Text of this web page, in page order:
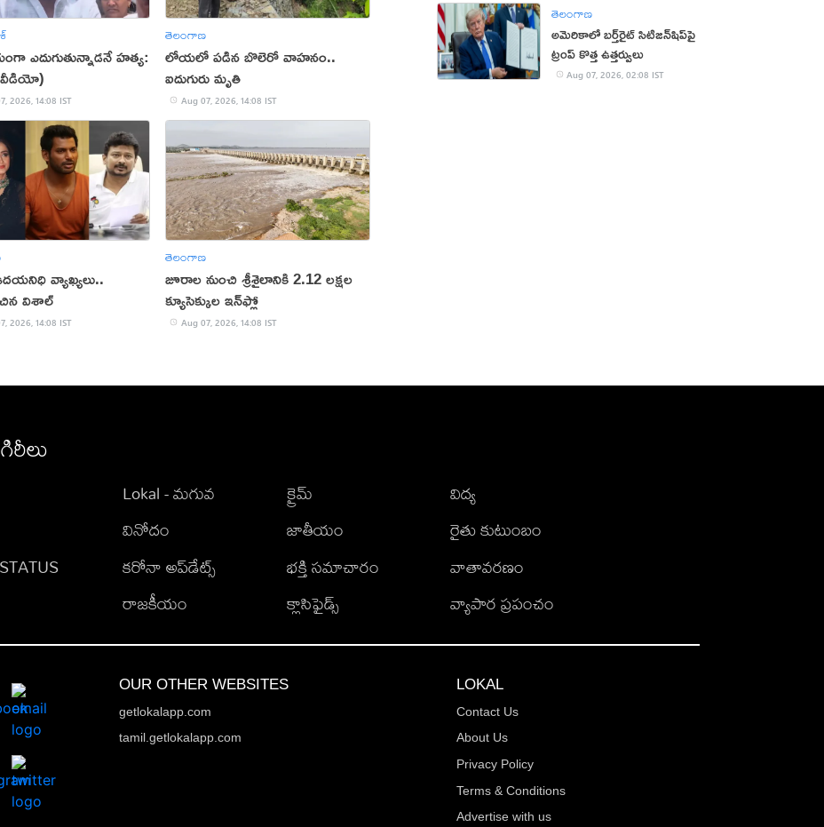
ఎదుగుతున్నాడనే హత్య:
(వీడియో)
2026, 14:08 IST
తెలంగాణ
లోయలో పడిన బొలెరో వాహనం..
ఐదుగురు మృతి
Aug 07, 2026, 14:08 IST
వ్యాఖ్యలు..
విశాల్
2026, 14:08 IST
తెలంగాణ
జూరాల నుంచి శ్రీశైలానికి 2.12 లక్షల
క్యూసెక్కుల ఇన్‌ఫ్లో
Aug 07, 2026, 14:08 IST
తెలంగాణ
అమెరికాలో బర్త్‌రైట్ సిటిజన్‌షిప్‌పై
ట్రంప్ కొత్త ఉత్తర్వులు
Aug 07, 2026, 02:08 IST
Lokal - మగువ
వినోదం
కరోనా అప్‌డేట్స్
రాజకీయం
క్రైమ్
జాతీయం
భక్తి సమాచారం
క్లాసిఫైడ్స్
విద్య
రైతు కుటుంబం
వాతావరణం
వ్యాపార ప్రపంచం
OUR OTHER WEBSITES
getlokalapp.com
tamil.getlokalapp.com
LOKAL
Contact Us
About Us
Privacy Policy
Terms & Conditions
Advertise with us